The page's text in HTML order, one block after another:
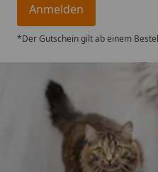
Anmelden
*Der Gutschein gilt ab einem